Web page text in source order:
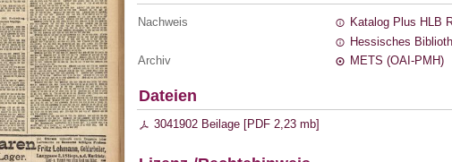
Nachweis
Katalog Plus HLB
Hessisches
Archiv
METS (OAI-PMH)
Dateien
3041902 Beilage [PDF 2,23 mb]